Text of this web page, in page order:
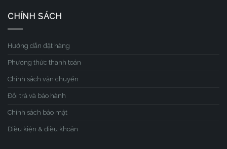
CHÍNH SÁCH
Hướng dẫn đặt hàng
Phương thức thanh toán
Chính sách vận chuyển
Đổi trả và bảo hành
Chính sách bảo mật
Điều kiện & điều khoản